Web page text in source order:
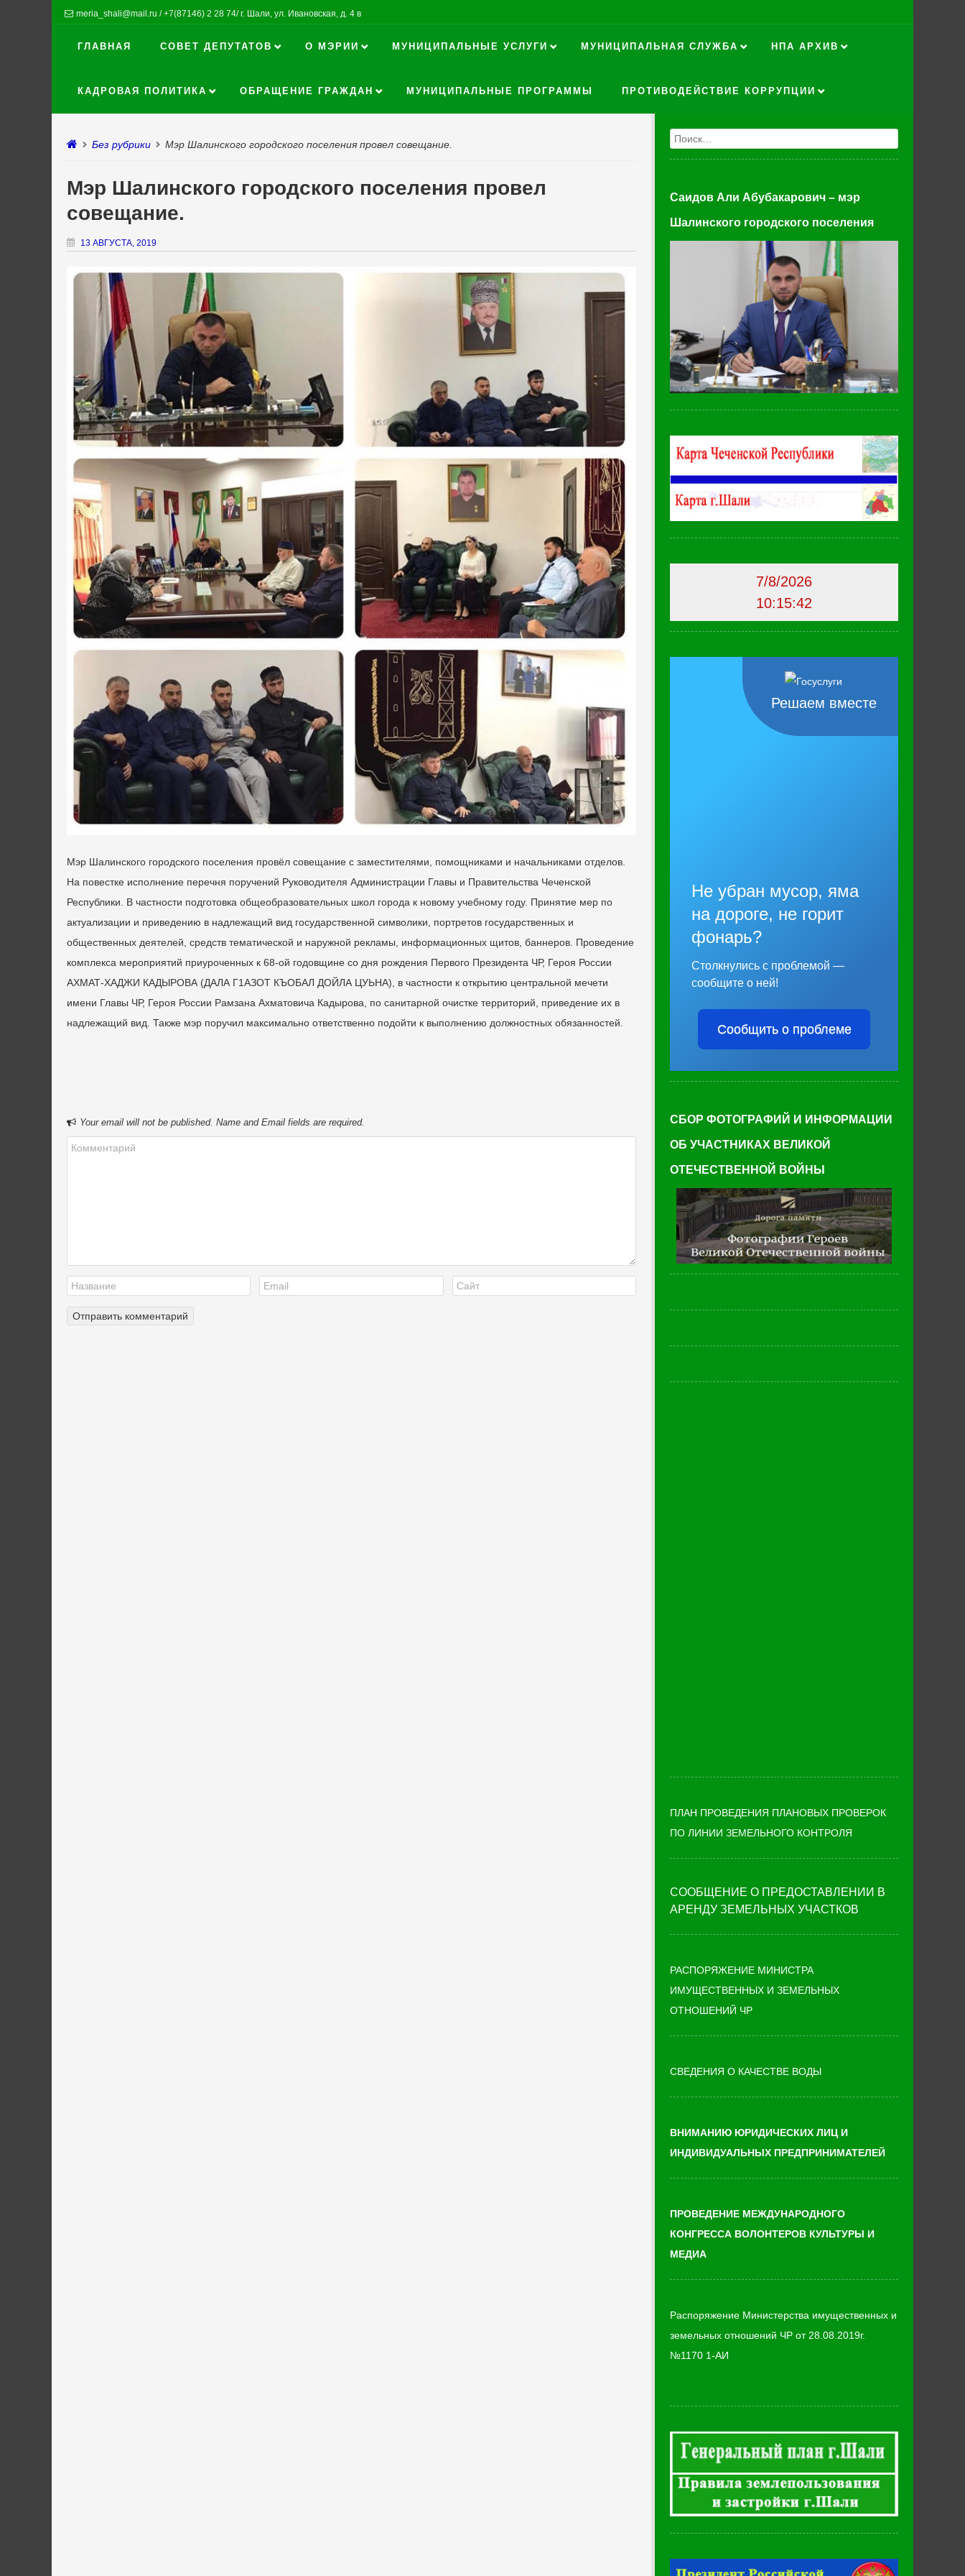
meria_shali@mail.ru / +7(87146) 2 28 74/ г. Шали, ул. Ивановская, д. 4 в
ГЛАВНАЯ СОВЕТ ДЕПУТАТОВ О МЭРИИ МУНИЦИПАЛЬНЫЕ УСЛУГИ МУНИЦИПАЛЬНАЯ СЛУЖБА НПА АРХИВ
КАДРОВАЯ ПОЛИТИКА ОБРАЩЕНИЕ ГРАЖДАН МУНИЦИПАЛЬНЫЕ ПРОГРАММЫ ПРОТИВОДЕЙСТВИЕ КОРРУПЦИИ
Без рубрики Мэр Шалинского городского поселения провел совещание.
Мэр Шалинского городского поселения провел
совещание.
13 АВГУСТА, 2019
Мэр Шалинского городского поселения провёл совещание с заместителями, помощниками и начальниками отделов.
На повестке исполнение перечня поручений Руководителя Администрации Главы и Правительства Чеченской
Республики. В частности подготовка общеобразовательных школ города к новому учебному году. Принятие мер по
актуализации и приведению в надлежащий вид государственной символики, портретов государственных и
общественных деятелей, средств тематической и наружной рекламы, информационных щитов, баннеров. Проведение
комплекса мероприятий приуроченных к 68-ой годовщине со дня рождения Первого Президента ЧР, Героя России
АХМАТ-ХАДЖИ КАДЫРОВА (ДАЛА Г1АЗОТ КЪОБАЛ ДОЙЛА ЦУЬНА), в частности к открытию центральной мечети
имени Главы ЧР, Героя России Рамзана Ахматовича Кадырова, по санитарной очистке территорий, приведение их в
надлежащий вид. Также мэр поручил максимально ответственно подойти к выполнению должностных обязанностей.
Your email will not be published. Name and Email fields are required.
Поиск
Саидов Али Абубакарович – мэр
Шалинского городского поселения
7/8/2026
10:15:43
Решаем вместе
Не убран мусор, яма
на дороге, не горит
фонарь?
Столкнулись с проблемой —
сообщите о ней!
Сообщить о проблеме
СБОР ФОТОГРАФИЙ И ИНФОРМАЦИИ
ОБ УЧАСТНИКАХ ВЕЛИКОЙ
ОТЕЧЕСТВЕННОЙ ВОЙНЫ
ПЛАН ПРОВЕДЕНИЯ ПЛАНОВЫХ ПРОВЕРОК
ПО ЛИНИИ ЗЕМЕЛЬНОГО КОНТРОЛЯ
СООБЩЕНИЕ О ПРЕДОСТАВЛЕНИИ В
АРЕНДУ ЗЕМЕЛЬНЫХ УЧАСТКОВ
РАСПОРЯЖЕНИЕ МИНИСТРА
ИМУЩЕСТВЕННЫХ И ЗЕМЕЛЬНЫХ
ОТНОШЕНИЙ ЧР
СВЕДЕНИЯ О КАЧЕСТВЕ ВОДЫ
ВНИМАНИЮ ЮРИДИЧЕСКИХ ЛИЦ И
ИНДИВИДУАЛЬНЫХ ПРЕДПРИНИМАТЕЛЕЙ
ПРОВЕДЕНИЕ МЕЖДУНАРОДНОГО
КОНГРЕССА ВОЛОНТЕРОВ КУЛЬТУРЫ И
МЕДИА
Распоряжение Министерства имущественных и
земельных отношений ЧР от 28.08.2019г.
№1170 1-АИ